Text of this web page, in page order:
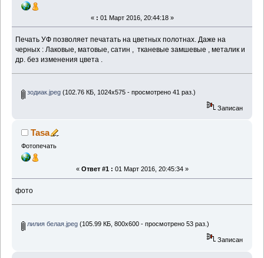
« : 01 Март 2016, 20:44:18 »
Печать УФ позволяет печатать на цветных полотнах. Даже на
черных : Лаковые, матовые, сатин , тканевые замшевые , металик и
др. без изменения цвета .
зодиак.jpeg(102.76 КБ, 1024x575 - просмотрено 41 раз.)
Записан
Tasa
Фотопечать
« Ответ #1 : 01 Март 2016, 20:45:34 »
фото
лилия белая.jpeg(105.99 КБ, 800x600 - просмотрено 53 раз.)
Записан